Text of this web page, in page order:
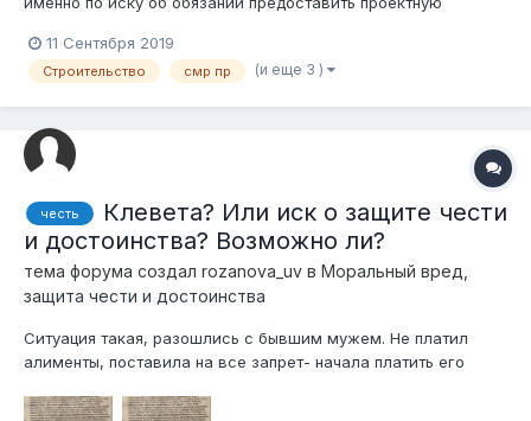
из собственников лишь нежилого помещения требовать от
продавца предоставить проектную документацию на весь
11 Сентября 2019
Строительство смр пр (и еще 3 )
честь
Клевета? Или иск о защите чести
и достоинства? Возможно ли?
тема форума создал rozanova_uv в Моральный вред,
защита чести и достоинства
Ситуация такая, разошлись с бывшим мужем. Не платил
алименты, поставила на все запрет- начала платить его
дворником, у неё ип). Каким то образом выдернула бумаги из